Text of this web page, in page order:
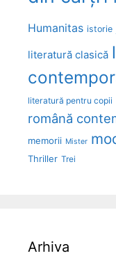
Humanitas istorie
literatură clasică
literatură pentru copii
română
memorii Mister
Thriller Trei
Arhiva